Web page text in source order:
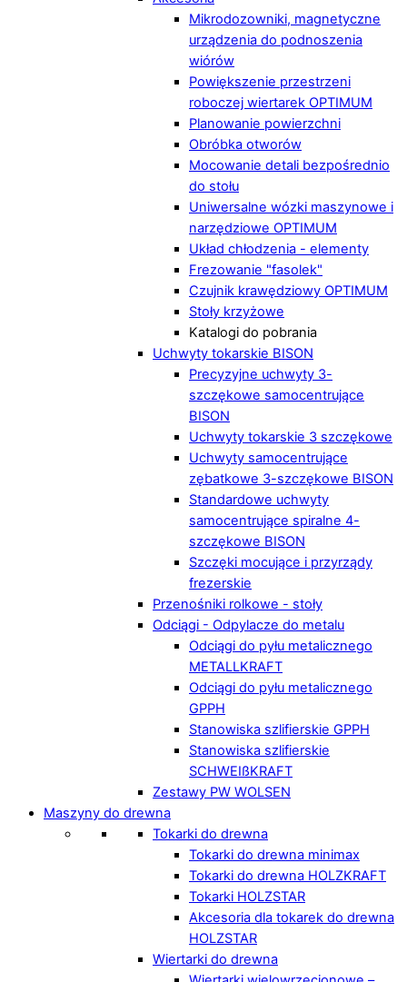
Mikrodozowniki, magnetyczne
urządzenia do podnoszenia
wiórów
Powiększenie przestrzeni
roboczej wiertarek OPTIMUM
Planowanie powierzchni
Obróbka otworów
Mocowanie detali bezpośrednio
do stołu
Uniwersalne wózki maszynowe i
narzędziowe OPTIMUM
Układ chłodzenia - elementy
Frezowanie "fasolek"
Czujnik krawędziowy OPTIMUM
Stoły krzyżowe
Katalogi do pobrania
Uchwyty tokarskie BISON
Precyzyjne uchwyty 3-
szczękowe samocentrujące
BISON
Uchwyty tokarskie 3 szczękowe
Uchwyty samocentrujące
zębatkowe 3-szczękowe BISON
Standardowe uchwyty
samocentrujące spiralne 4-
szczękowe BISON
Szczęki mocujące i przyrządy
frezerskie
Przenośniki rolkowe - stoły
Odciągi - Odpylacze do metalu
Odciągi do pyłu metalicznego
METALLKRAFT
Odciągi do pyłu metalicznego
GPPH
Stanowiska szlifierskie GPPH
Stanowiska szlifierskie
SCHWEIßKRAFT
Zestawy PW WOLSEN
Maszyny do drewna
Tokarki do drewna
Tokarki do drewna minimax
Tokarki do drewna HOLZKRAFT
Tokarki HOLZSTAR
Akcesoria dla tokarek do drewna
HOLZSTAR
Wiertarki do drewna